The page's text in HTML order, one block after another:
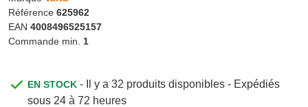
Référence 625962
EAN 4008496525157
Commande min. 1
EN STOCK- Il y a 32 produits disponibles - Expédiés
sous 24 à 72 heures